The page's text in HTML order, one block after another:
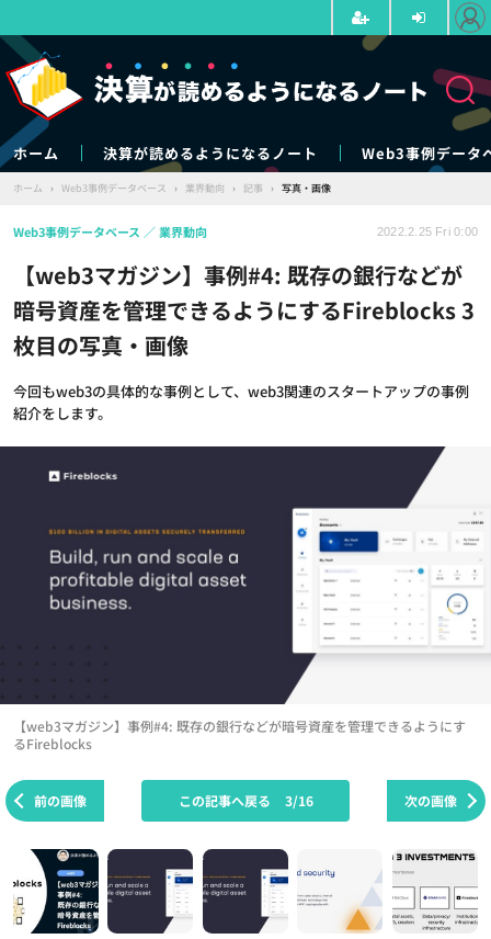
ホーム 決算が読めるようになるノート Web3事例データ
ホーム › Web3事例データベース › 業界動向 › 記事 › 写真・画像
【web3マガジン】事例#4: 既存の銀行などが
暗号資産を管理できるようにするFireblocks 3
枚目の写真・画像
今回もweb3の具体的な事例として、web3関連のスタートアップの事例
紹介をします。
Web3事例データベース 業界動向 2022.2.25 Fri 0:00
【web3マガジン】事例#4: 既存の銀行などが暗号資産を管理できるようにす
るFireblocks
前の画像 次の画像
この記事へ戻る 3/16